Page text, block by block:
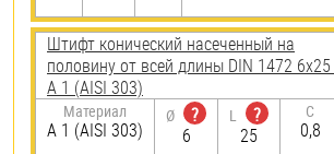
Штифт конический насеченный на
половину от всей длины DIN 1472
А 1 (AISI 303)
Материал
А 1 (AISI 303)
Ø
?
6
L
?
25
C
0,8